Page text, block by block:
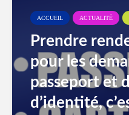
ACCUEIL ACTUALITÉ
Prendre
pour les
passeport et
d’identité,